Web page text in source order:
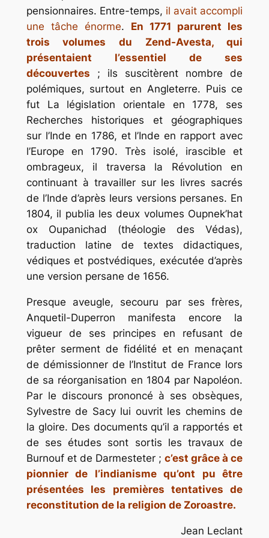
pensionnaires. Entre-temps, il avait accompli
une tâche énorme. En 1771 parurent les
trois volumes du Zend-Avesta, qui
présentaient l’essentiel de ses
découvertes ; ils suscitèrent nombre de
polémiques, surtout en Angleterre. Puis ce
fut La législation orientale en 1778, ses
Recherches historiques et géographiques
sur l’Inde en 1786, et l’Inde en rapport avec
l’Europe en 1790. Très isolé, irascible et
ombrageux, il traversa la Révolution en
continuant à travailler sur les livres sacrés
de l’Inde d’après leurs versions persanes. En
1804, il publia les deux volumes Oupnek’hat
ox Oupanichad (théologie des Védas),
traduction latine de textes didactiques,
védiques et postvédiques, exécutée d’après
une version persane de 1656.
Presque aveugle, secouru par ses frères,
Anquetil-Duperron manifesta encore la
vigueur de ses principes en refusant de
prêter serment de fidélité et en menaçant
de démissionner de l’Institut de France lors
de sa réorganisation en 1804 par Napoléon.
Par le discours prononcé à ses obsèques,
Sylvestre de Sacy lui ouvrit les chemins de
la gloire. Des documents qu’il a rapportés et
de ses études sont sortis les travaux de
Burnouf et de Darmesteter ;c’est grâce à ce
pionnier de l’indianisme qu’ont pu être
présentées les premières tentatives de
reconstitution de la religion de Zoroastre.
Jean Leclant